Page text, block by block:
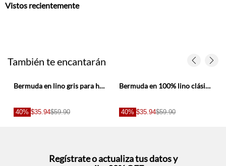
Vistos recientemente
También te encantarán
Bermuda en lino gris para hombre
40% $35.94$59.90
Bermuda en 100% lino clásica rosada para hombre
40% $35.94$59.90
Regístrate o actualiza tus datos y